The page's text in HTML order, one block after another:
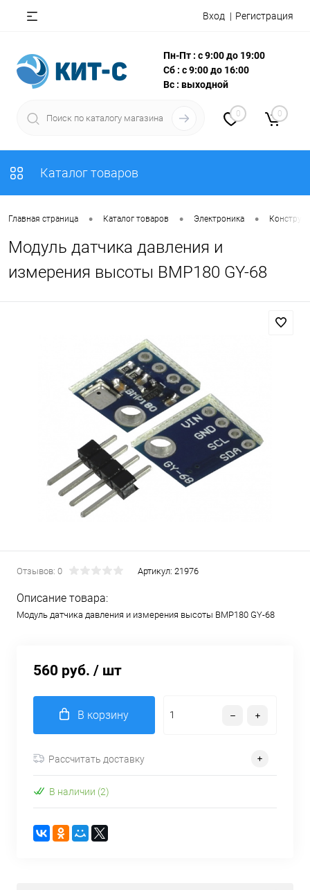
Вход Регистрация
Пн-Пт : с 9:00 до 19:00
Сб : с 9:00 до 16:00
Вс : выходной
0 0
Каталог товаров
Главная страница • Каталог товаров • Электроника •
Модуль датчика давления и
измерения высоты BMP180 GY-68
Отзывов: 0 Артикул: 21976
Описание товара:
Модуль датчика давления и измерения высоты BMP180 GY-68
560 руб. / шт
В корзину
Рассчитать доставку
В наличии (2)